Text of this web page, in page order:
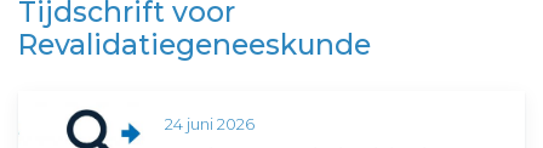
Tijdschrift voor
Revalidatiegeneeskunde
24 juni 2026